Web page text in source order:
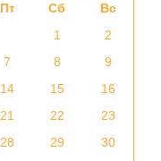
Пт Сб
Вс
1
2
7 8
9
14 15
16
21 22
23
28 29
30